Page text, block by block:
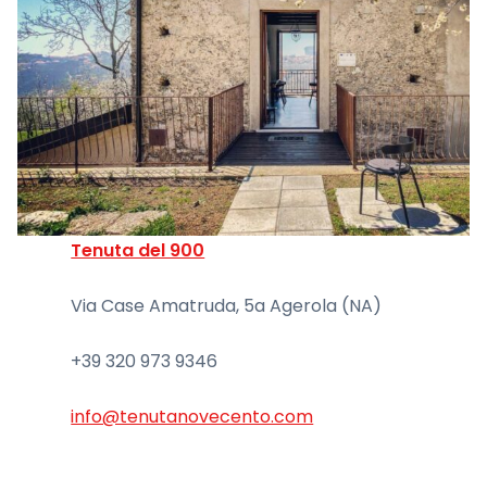
Tenuta del 900
Via Case Amatruda, 5a Agerola (NA)
+39 320 973 9346
info@tenutanovecento.com